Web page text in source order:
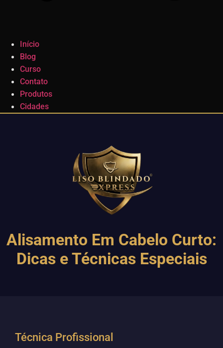
Início
Blog
Curso
Contato
Produtos
Cidades
Alisamento Em Cabelo Curto:
Dicas e Técnicas Especiais
Técnica Profissional